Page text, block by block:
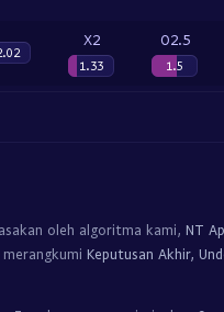
X2
1.33
O2.5
1.5
oleh algoritma kami, NT
merangkumi Keputusan Akhir,